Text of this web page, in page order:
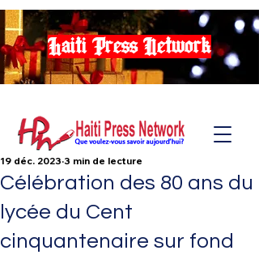
Haiti Press Network
Célébration des 80 ans du
lycée du Cent
cinquantenaire sur fond
19 déc. 2023 3 min de lecture